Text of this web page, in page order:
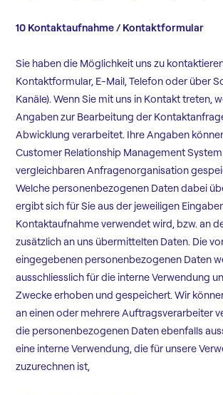
10 Kontaktaufnahme / Kontaktformular
Sie haben die Möglichkeit uns zu
Kontaktformular, E-Mail, Telefon oder über
Kanäle). Wenn Sie mit uns in Kontakt treten,
Angaben zur Bearbeitung der
Abwicklung verarbeitet. Ihre Angaben
Customer Relationship Management
vergleichbaren Anfragenorganisation
Welche personenbezogenen Daten dabei
ergibt sich für Sie aus der jeweiligen
Kontaktaufnahme verwendet wird, bzw. an
zusätzlich an uns übermittelten Daten. Die
eingegebenen personenbezogenen Daten
ausschliesslich für die interne Verwendung
Zwecke erhoben und gespeichert. Wir
an einen oder mehrere Auftragsverarbeiter
die personenbezogenen Daten ebenfalls
eine interne Verwendung, die für unsere
zuzurechnen ist,